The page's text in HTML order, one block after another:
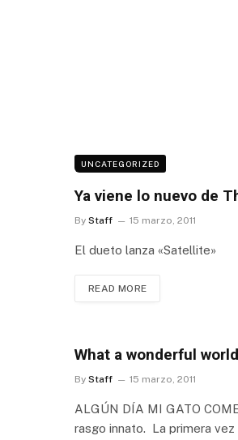
UNCATEGORIZED
Ya viene lo nuevo de
By Staff 15 marzo, 2011
El dueto lanza «Satellite»
READ MORE
What a wonderful world
By Staff 15 marzo, 2011
ALGÚN DÍA MI GATO
rasgo innato. La primera vez